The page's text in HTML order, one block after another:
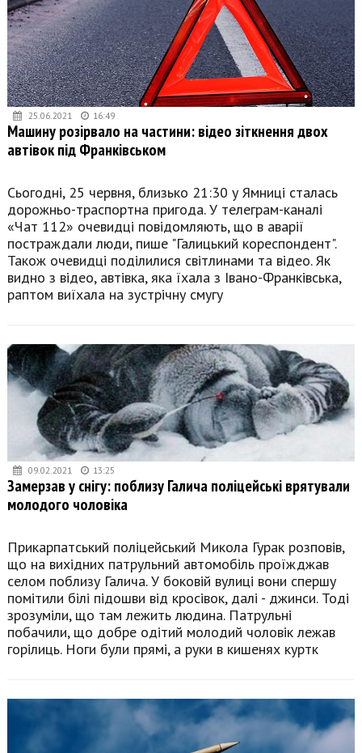
25.06.2021 16:49
Машину розірвало на частини: відео зіткнення двох
автівок під Франківськом
Сьогодні, 25 червня, близько 21:30 у Ямниці сталась
дорожньо-траспортна пригода. У телеграм-каналі
«Чат 112» очевидці повідомляють, що в аварії
постраждали люди, пише "Галицький кореспондент".
Також очевидці поділилися світлинами та відео. Як
видно з відео, автівка, яка їхала з Івано-Франківська,
раптом виїхала на зустрічну смугу
09.02.2021 13:25
Замерзав у снігу: поблизу Галича поліцейські врятували
молодого чоловіка
Прикарпатський поліцейський Микола Гурак розповів,
що на вихідних патрульний автомобіль проїжджав
селом поблизу Галича. У боковій вулиці вони спершу
помітили білі підошви від кросівок, далі - джинси. Тоді
зрозуміли, що там лежить людина. Патрульні
побачили, що добре одітий молодий чоловік лежав
горілиць. Ноги були прямі, а руки в кишенях куртк